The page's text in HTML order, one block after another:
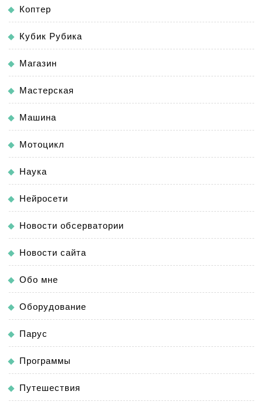
Коптер
Кубик Рубика
Магазин
Мастерская
Машина
Мотоцикл
Наука
Нейросети
Новости обсерватории
Новости сайта
Обо мне
Оборудование
Парус
Программы
Путешествия